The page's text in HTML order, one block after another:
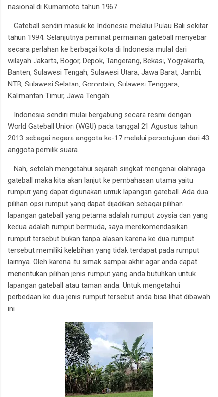
nasional di Kumamoto tahun 1967.
Gateball sendiri masuk ke Indonesia melalui Pulau Bali sekitar
tahun 1994. Selanjutnya peminat permainan gateball menyebar
secara perlahan ke berbagai kota di Indonesia mulaI dari
wilayah Jakarta, Bogor, Depok, Tangerang, Bekasi, Yogyakarta,
Banten, Sulawesi Tengah, Sulawesi Utara, Jawa Barat, Jambi,
NTB, Sulawesi Selatan, Gorontalo, Sulawesi Tenggara,
Kalimantan Timur, Jawa Tengah.
Indonesia sendiri mulai bergabung secara resmi dengan
World Gateball Union (WGU) pada tanggal 21 Agustus tahun
2013 sebagai negara anggota ke-17 melalui persetujuan dari 43
anggota pemilik suara.
Nah, setelah mengetahui sejarah singkat mengenai olahraga
gateball maka kita akan lanjut ke pembahasan utama yaitu
rumput yang dapat digunakan untuk lapangan gateball. Ada dua
pilihan opsi rumput yang dapat dijadikan sebagai pilihan
lapangan gateball yang petama adalah rumput zoysia dan yang
kedua adalah rumput bermuda, saya merekomendasikan
rumput tersebut bukan tanpa alasan karena ke dua rumput
tersebut memiliki kelebihan yang tidak terdapat pada rumput
lainnya. Oleh karena itu simak sampai akhir agar anda dapat
menentukan pilihan jenis rumput yang anda butuhkan untuk
lapangan gateball atau taman anda. Untuk mengetahui
perbedaan ke dua jenis rumput tersebut anda bisa lihat dibawah
ini